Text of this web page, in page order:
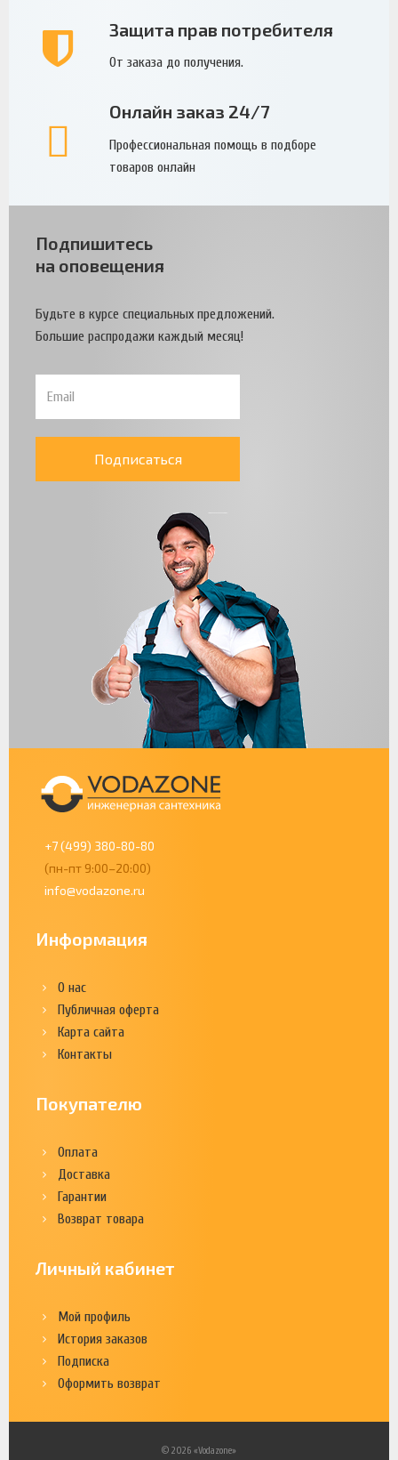
Защита прав потребителя
От заказа до получения.
Онлайн заказ 24/7
Профессиональная помощь в подборе
товаров онлайн
Подпишитесь
на оповещения
Будьте в курсе специальных предложений.
Большие распродажи каждый месяц!
Подписаться
+7 (499) 380-80-80
(пн-пт 9:00–20:00)
info@vodazone.ru
Информация
О нас
Публичная оферта
Карта сайта
Контакты
Покупателю
Оплата
Доставка
Гарантии
Возврат товара
Личный кабинет
Мой профиль
История заказов
Подписка
Оформить возврат
© 2026 «Vodazone»